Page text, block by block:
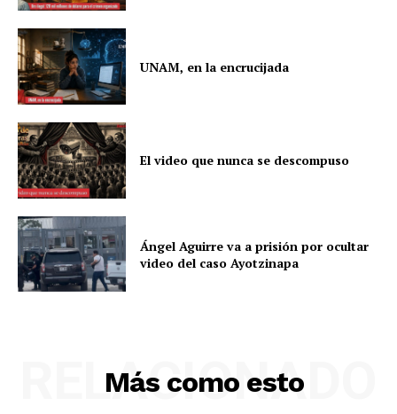
UNAM, en la encrucijada
El video que nunca se descompuso
Ángel Aguirre va a prisión por ocultar
video del caso Ayotzinapa
Más como esto
RELACIONADO